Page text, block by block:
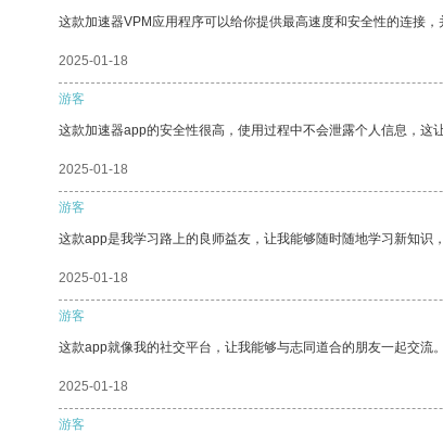
这款加速器VPM应用程序可以给你提供最高速度和安全性的连接，
2025-01-18
游客
这款加速器app的安全性很高，使用过程中不会泄露个人信息，这
2025-01-18
游客
这款app是我学习路上的良师益友，让我能够随时随地学习新知识
2025-01-18
游客
这款app就像我的社交平台，让我能够与志同道合的朋友一起交流。
2025-01-18
游客